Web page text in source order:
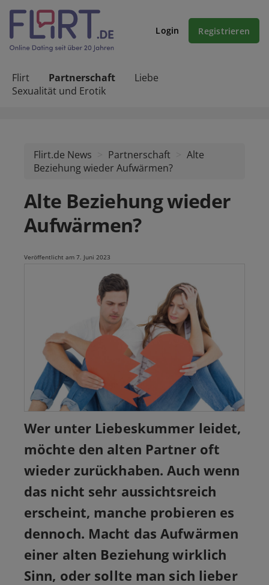
Login Registrieren
Flirt Partnerschaft
Liebe
Sexualität und Erotik
Flirt.de News Partnerschaft
Alte
Beziehung wieder Aufwärmen?
Alte Beziehung wieder
Aufwärmen?
Veröffentlicht am 7. Juni 2023
Wer unter Liebeskummer leidet,
möchte den alten Partner oft
wieder zurückhaben. Auch wenn
das nicht sehr aussichtsreich
erscheint, manche probieren es
dennoch. Macht das Aufwärmen
einer alten Beziehung wirklich
Sinn, oder sollte man sich lieber